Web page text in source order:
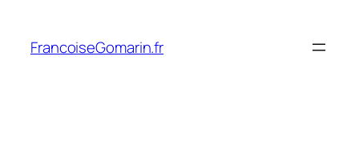
contenu
FrancoiseGomarin.fr